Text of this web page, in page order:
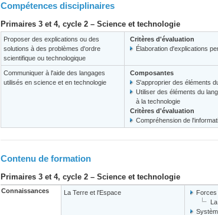
Compétences disciplinaires
Primaires 3 et 4, cycle 2 – Science et technologie
Proposer des explications ou des
solutions à des problèmes d'ordre
scientifique ou technologique
Critères d'évaluation
Élaboration d'explications
Communiquer à l'aide des langages
utilisés en science et en technologie
Composantes
S'approprier des éléments
Utiliser des éléments du
à la technologie
Critères d'évaluation
Compréhension de
Contenu de formation
Primaires 3 et 4, cycle 2 – Science et technologie
Connaissances La Terre et l'Espace
Forces